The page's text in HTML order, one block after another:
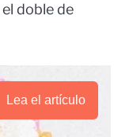
doble de
Lea el artículo